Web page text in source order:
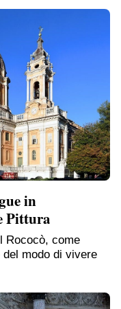
in
Pittura
Rococò, come
modo di vivere